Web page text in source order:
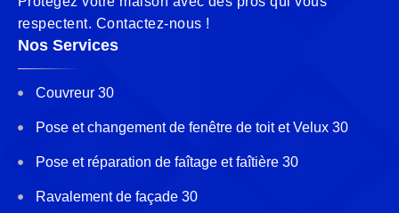
respectent. Contactez-nous !
Nos Services
Couvreur 30
Pose et changement de fenêtre de toit et Velux 30
Pose et réparation de faîtage et faîtière 30
Ravalement de façade 30